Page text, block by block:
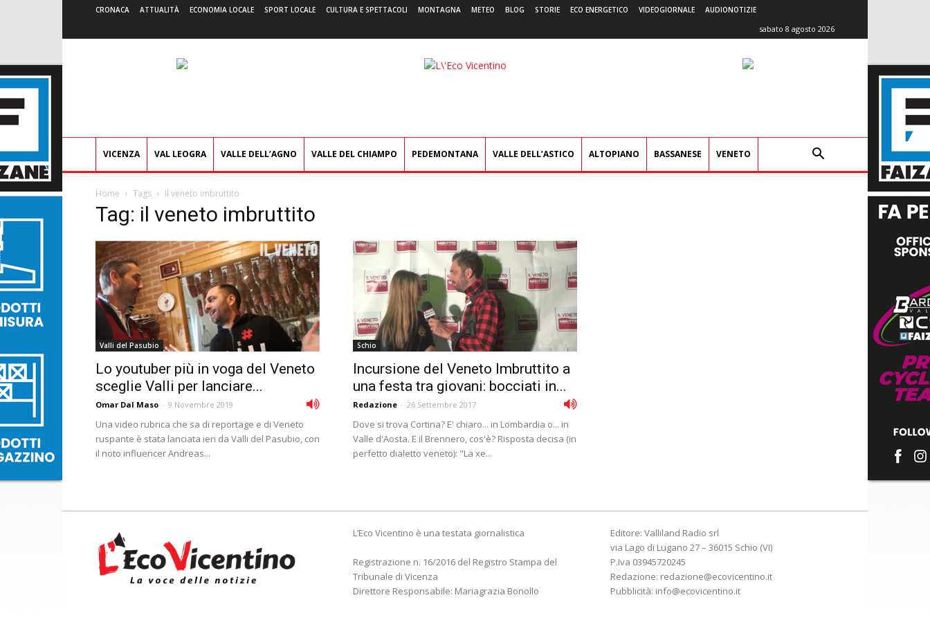
CRONACA ATTUALITÀ ECONOMIA LOCALE SPORT LOCALE CULTURA E SPETTACOLI MONTAGNA METEO BLOG STORIE ECO ENERGETICO VIDEOGIORNALE AUDIONOTIZIE
sabato 8 agosto 2026
L'Eco
VICENZA VAL LEOGRA VALLE DELL’AGNO VALLE DEL CHIAMPO PEDEMONTANA VALLE DELL’ASTICO ALTOPIANO BASSANESE VENETO
Home Tags Il veneto imbruttito
Tag: il veneto imbruttito
Valli del Pasubio
Lo youtuber più in voga del Veneto
sceglie Valli per lanciare...
Omar Dal Maso - 9 Novembre 2019
Una video rubrica che sa di reportage e di Veneto
ruspante è stata lanciata ieri da Valli del Pasubio, con
il noto influencer Andreas...
Schio
Incursione del Veneto Imbruttito a
una festa tra giovani: bocciati in...
Redazione - 26 Settembre 2017
Dove si trova Cortina? E' chiaro... in Lombardia o... in
Valle d'Aosta. E il Brennero, cos'è? Risposta decisa (in
perfetto dialetto veneto): "La xe...
L’Eco Vicentino è una testata giornalistica
Registrazione n. 16/2016 del Registro Stampa del
Tribunale di Vicenza
Direttore Responsabile: Mariagrazia Bonollo
Editore: Valliland Radio srl
via Lago di Lugano 27 – 36015 Schio (VI)
P.Iva 03945720245
Redazione: redazione@ecovicentino.it
Pubblicità: info@ecovicentino.it